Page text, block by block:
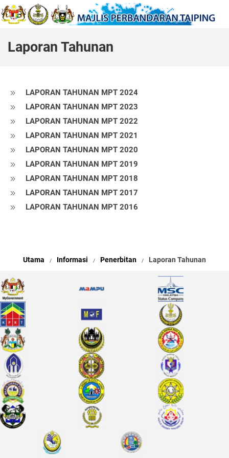
Laporan Tahunan
LAPORAN TAHUNAN MPT 2024
LAPORAN TAHUNAN MPT 2023
LAPORAN TAHUNAN MPT 2022
LAPORAN TAHUNAN MPT 2021
LAPORAN TAHUNAN MPT 2020
LAPORAN TAHUNAN MPT 2019
LAPORAN TAHUNAN MPT 2018
LAPORAN TAHUNAN MPT 2017
LAPORAN TAHUNAN MPT 2016
Utama Informasi Penerbitan Laporan Tahunan